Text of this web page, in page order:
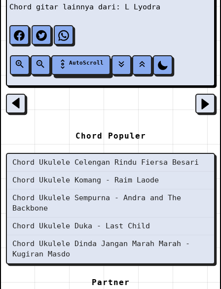
Chord gitar lainnya dari: L Lyodra
AutoScroll
Chord Populer
Chord Ukulele Celengan Rindu Fiersa Besari
Chord Ukulele Komang - Raim Laode
Chord Ukulele Sempurna - Andra and The
Backbone
Chord Ukulele Duka - Last Child
Chord Ukulele Dinda Jangan Marah Marah -
Kugiran Masdo
Partner